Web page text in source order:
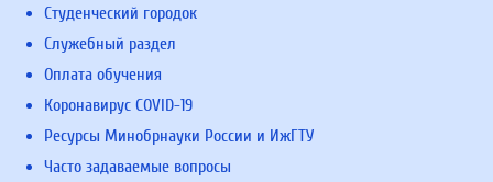
Студенческий городок
Служебный раздел
Оплата обучения
Коронавирус COVID-19
Ресурсы Минобрнауки России и ИжГТУ
Часто задаваемые вопросы